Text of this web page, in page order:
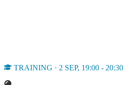
TRAINING · 2 SEP, 19:00 - 20:30